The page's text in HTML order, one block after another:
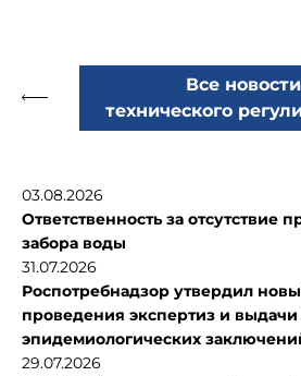
Все новости
технического
03.08.2026
Ответственность за отсутствие
забора воды
31.07.2026
Роспотребнадзор утвердил
проведения экспертиз и выдачи
эпидемиологических
29.07.2026